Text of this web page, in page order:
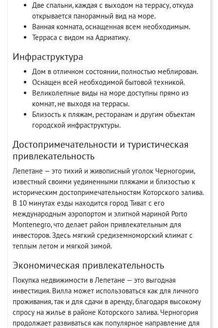
Две спальни, каждая с выходом на террасу, откуда
открывается панорамный вид на море.
Ванная комната, оснащенная всем необходимым.
Терраса с видом на Адриатику.
Инфраструктура
Дом в отличном состоянии, полностью меблирован.
Оснащен всей необходимой бытовой техникой.
Великолепные виды на море доступны прямо из
комнат, не выходя на террасы.
Близость к пляжам, ресторанам и другим объектам
городской инфраструктуры.
Достопримечательности и туристическая
привлекательность
Лепетане — это тихий и живописный уголок Черногории,
известный своими уединенными пляжами и близостью к
историческим достопримечательностям Которского залива.
В 10 минутах езды находится город Тиват с его
международным аэропортом и элитной мариной Porto
Montenegro, что делает район привлекательным для
инвесторов. Здесь мягкий средиземноморский климат с
теплым летом и мягкой зимой.
Экономическая привлекательность
Покупка недвижимости в Лепетане — это выгодная
инвестиция. Вилла может использоваться как для личного
проживания, так и для сдачи в аренду, благодаря высокому
спросу на жилье в районе Которского залива. Черногория
продолжает развиваться как популярное направление для